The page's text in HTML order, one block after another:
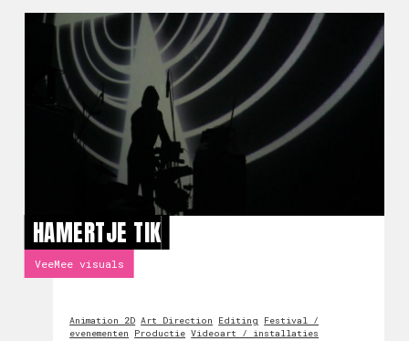
HAMERTJE TIK
VeeMee visuals
Animation 2D Art Direction Editing
Festival /
evenementen
Productie Videoart / installaties